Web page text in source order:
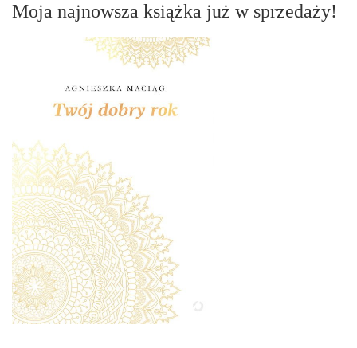
Moja najnowsza książka już w sprzedaży!